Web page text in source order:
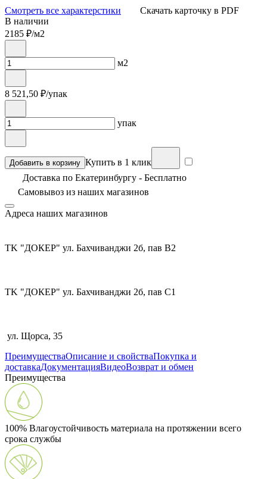
Смотреть все характерстики
Скачать карточку в PDF
В наличии
2185 ₽/м2
м2
8 521,50 ₽/упак
упак
Добавить в корзину Купить в 1 клик
Доставка по Екатеринбургу - Бесплатно
Самовывоз из наших магазинов
Адреса наших магазинов
TK "ДОКЕР" ул. Бахчиванджи 2б, пав В2
TK "ДОКЕР" ул. Бахчиванджи 2б, пав С1
ул. Щорса, 35
ПреимуществаОписание и свойстваПокупка и
доставкаДокументацияВидеоВозврат и обмен
Преимущества
100% Влагоустойчивость материала на протяжении всего
срока службы